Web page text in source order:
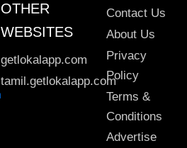
OTHER
WEBSITES
getlokalapp.com
tamil.getlokalapp.com
Contact Us
About Us
Privacy
Policy
Terms &
Conditions
Advertise